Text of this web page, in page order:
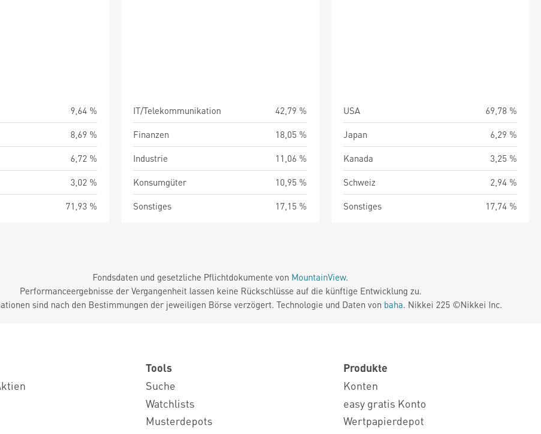
9,64 %
8,69 %
6,72 %
3,02 %
71,93 %
IT/Telekommunikation
42,79 %
Finanzen
18,05 %
Industrie
11,06 %
Konsumgüter
10,95 %
Sonstiges
17,15 %
USA
69,78 %
Japan
6,29 %
Kanada
3,25 %
Schweiz
2,94 %
Sonstiges
17,74 %
Fondsdaten und gesetzliche Pflichtdokumente von MountainView.
Performanceergebnisse der Vergangenheit lassen keine Rückschlüsse auf die künftige Entwicklung zu.
sind nach den Bestimmungen der jeweiligen Börse verzögert. Technologie und Daten von baha. Nikkei 225 ©Nikkei Inc.
Tools
Suche
Watchlists
Musterdepots
Produkte
Konten
easy gratis Konto
Wertpapierdepot